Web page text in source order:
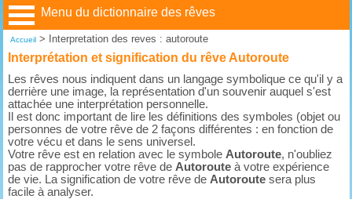
Menu du dictionnaire des rêves
Accueil> Interpretation des reves : autoroute
Interprétation et signification du rêve Autoroute
Les rêves nous indiquent dans un langage symbolique ce qu'il y a
derrière une image, la représentation d'un souvenir auquel s'est
attachée une interprétation personnelle.
Il est donc important de lire les définitions des symboles (objet ou
personnes de votre rêve de 2 façons différentes : en fonction de
votre vécu et dans le sens universel.
Votre rêve est en relation avec le symbole Autoroute, n'oubliez
pas de rapprocher votre rêve de Autoroute à votre expérience
de vie. La signification de votre rêve de Autoroute sera plus
facile à analyser.